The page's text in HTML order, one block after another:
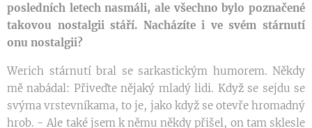
posledních letech nasmáli, ale všechno bylo poznačené
takovou nostalgii stáří. Nacházíte i ve svém stárnutí
onu nostalgii?
Werich stárnutí bral se sarkastickým humorem. Někdy
mě nabádal: Přiveďte nějaký mladý lidi. Když se sejdu se
svýma vrstevníkama, to je, jako když se otevře hromadný
hrob. - Ale také jsem k němu někdy přišel, on tam sklesle